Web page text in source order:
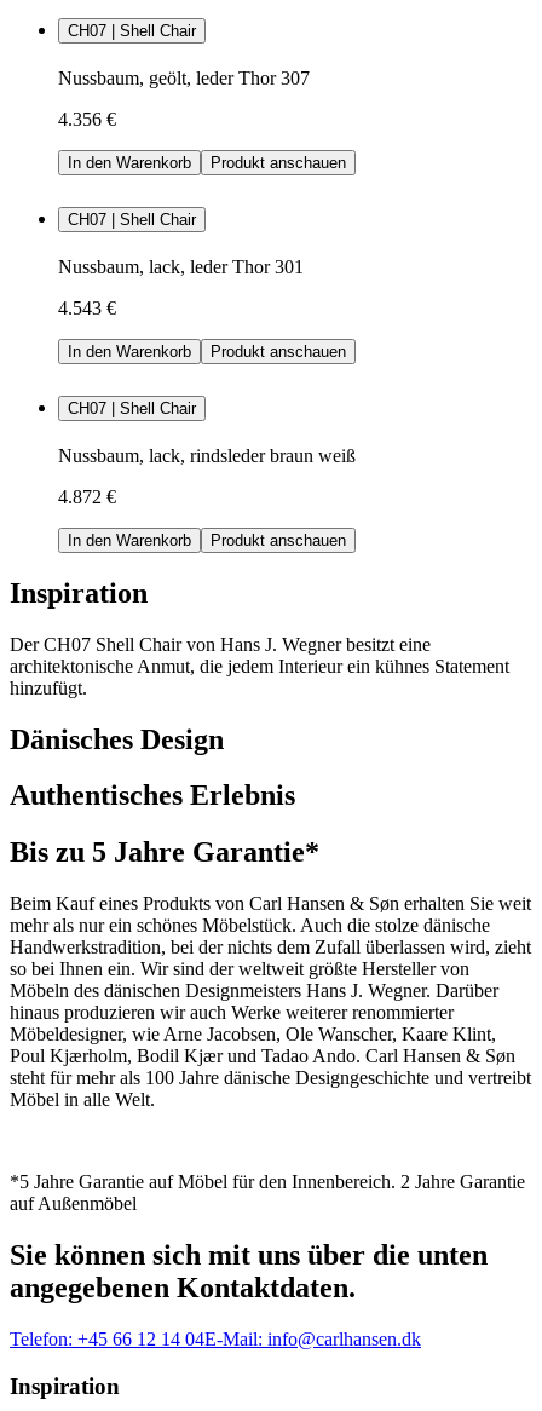
CH07 | Shell Chair
Nussbaum, geölt, leder Thor 307
4.356 €
In den Warenkorb Produkt anschauen
CH07 | Shell Chair
Nussbaum, lack, leder Thor 301
4.543 €
In den Warenkorb Produkt anschauen
CH07 | Shell Chair
Nussbaum, lack, rindsleder braun weiß
4.872 €
In den Warenkorb Produkt anschauen
Inspiration
Der CH07 Shell Chair von Hans J. Wegner besitzt eine
architektonische Anmut, die jedem Interieur ein kühnes Statement
hinzufügt.
Dänisches Design
Authentisches Erlebnis
Bis zu 5 Jahre Garantie*
Beim Kauf eines Produkts von Carl Hansen & Søn erhalten Sie weit
mehr als nur ein schönes Möbelstück. Auch die stolze dänische
Handwerkstradition, bei der nichts dem Zufall überlassen wird, zieht
so bei Ihnen ein. Wir sind der weltweit größte Hersteller von
Möbeln des dänischen Designmeisters Hans J. Wegner. Darüber
hinaus produzieren wir auch Werke weiterer renommierter
Möbeldesigner, wie Arne Jacobsen, Ole Wanscher, Kaare Klint,
Poul Kjærholm, Bodil Kjær und Tadao Ando. Carl Hansen & Søn
steht für mehr als 100 Jahre dänische Designgeschichte und vertreibt
Möbel in alle Welt.
*5 Jahre Garantie auf Möbel für den Innenbereich. 2 Jahre Garantie
auf Außenmöbel
Sie können sich mit uns über die unten
angegebenen Kontaktdaten.
Telefon: +45 66 12 14 04E-Mail: info@carlhansen.dk
Inspiration